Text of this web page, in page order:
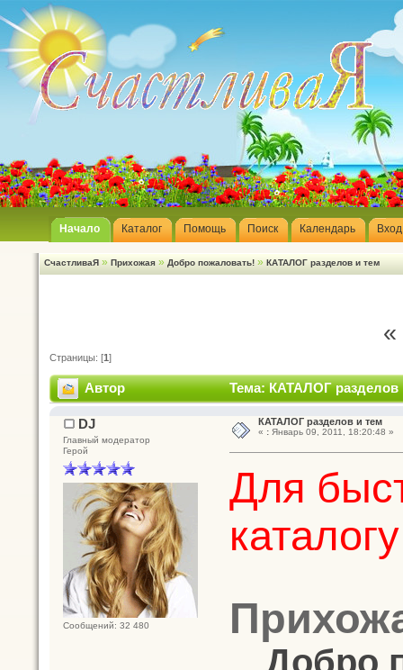
Начало Каталог Помощь Поиск Календарь Вход
СчастливаЯ » Прихожая » Добро пожаловать! » КАТАЛОГ разделов и тем
Страницы: [1]
Автор Тема: КАТАЛОГ разделов
DJ
Главный модератор
Герой
Сообщений: 32 480
КАТАЛОГ разделов и тем
« :Январь 09, 2011, 18:20:48 »
Для